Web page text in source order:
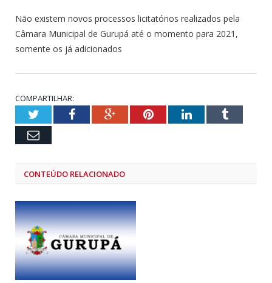
Não existem novos processos licitatórios realizados pela
Câmara Municipal de Gurupá até o momento para 2021,
somente os já adicionados
COMPARTILHAR:
TwitterFacebookGoogle+PinterestLinkedInTumblr
Email
CONTEÚDO RELACIONADO